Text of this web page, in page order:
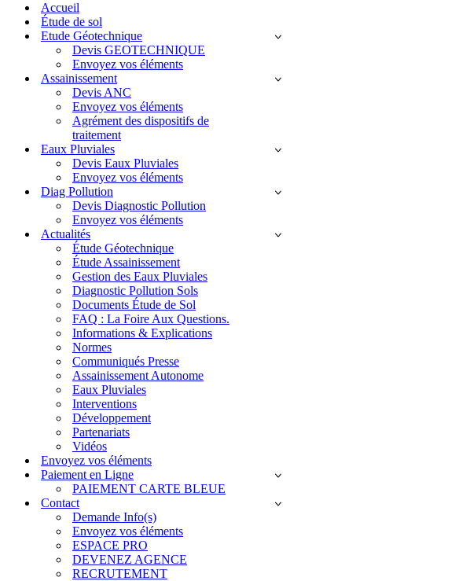
navigationAccueil
Étude de sol
Etude Géotechnique
Devis GEOTECHNIQUE
Envoyez vos éléments
Assainissement
Devis ANC
Envoyez vos éléments
Agrément des dispositifs de
traitement
Eaux Pluviales
Devis Eaux Pluviales
Envoyez vos éléments
Diag Pollution
Devis Diagnostic Pollution
Envoyez vos éléments
Actualités
Étude Géotechnique
Étude Assainissement
Gestion des Eaux Pluviales
Diagnostic Pollution Sols
Documents Étude de Sol
FAQ : La Foire Aux Questions.
Informations & Explications
Normes
Communiqués Presse
Assainissement Autonome
Eaux Pluviales
Interventions
Développement
Partenariats
Vidéos
Envoyez vos éléments
Paiement en Ligne
PAIEMENT CARTE BLEUE
Contact
Demande Info(s)
Envoyez vos éléments
ESPACE PRO
DEVENEZ AGENCE
RECRUTEMENT